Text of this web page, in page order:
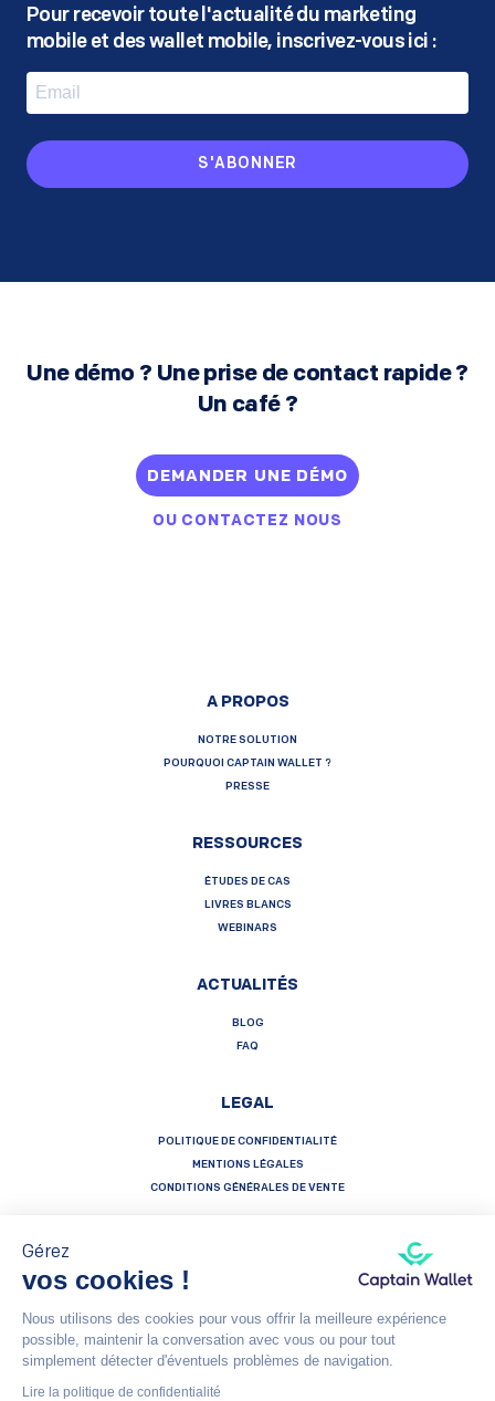
Pour recevoir toute l'actualité du marketing
mobile et des wallet mobile, inscrivez-vous ici :
S'ABONNER
Une démo ? Une prise de contact rapide ?
Un café ?
DEMANDER UNE DÉMO
OU CONTACTEZ NOUS
A PROPOS
NOTRE SOLUTION
POURQUOI CAPTAIN WALLET ?
PRESSE
RESSOURCES
ÉTUDES DE CAS
LIVRES BLANCS
WEBINARS
ACTUALITÉS
BLOG
FAQ
LEGAL
POLITIQUE DE CONFIDENTIALITÉ
MENTIONS LÉGALES
CONDITIONS GÉNÉRALES DE VENTE
Captain Wallet (by Brevo) is made with heart by Carving Labs - 106 Blvd Haussmann - 75008 - Paris
© Captain Wallet 2023Mentions légalesPolitique de Confidentialité
Gérez
vos cookies !
Nous utilisons des cookies pour vous offrir la meilleure expérience
possible, maintenir la conversation avec vous ou pour tout
simplement détecter d'éventuels problèmes de navigation.
Lire la politique de confidentialité